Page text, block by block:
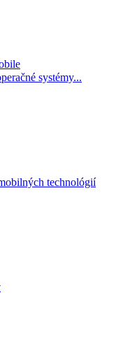
systémy...
technológií